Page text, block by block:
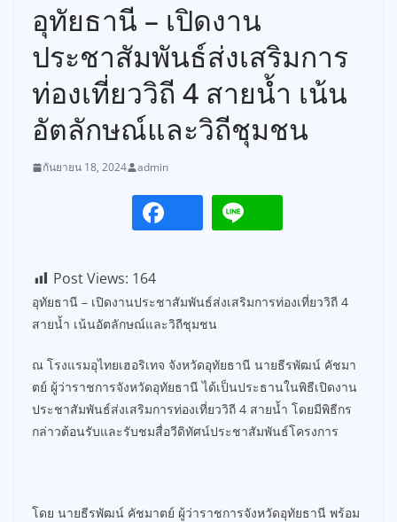
อุทัยธานี – เปิดงาน
ประชาสัมพันธ์ส่งเสริมการ
ท่องเที่ยววิถี 4 สายน้ำ เน้น
อัตลักษณ์และวิถีชุมชน
กันยายน 18, 2024 admin
Post Views: 164
อุทัยธานี – เปิดงานประชาสัมพันธ์ส่งเสริมการท่องเที่ยววิถี 4
สายน้ำ เน้นอัตลักษณ์และวิถีชุมชน
ณ โรงแรมอุไทยเฮอริเทจ จังหวัดอุทัยธานี นายธีรพัฒน์ คัชมา
ตย์ ผู้ว่าราชการจังหวัดอุทัยธานี ได้เป็นประธานในพิธีเปิดงาน
ประชาสัมพันธ์ส่งเสริมการท่องเที่ยววิถี 4 สายน้ำ โดยมีพิธีกร
กล่าวต้อนรับและรับชมสื่อวีดิทัศน์ประชาสัมพันธ์โครงการ
โดย นายธีรพัฒน์ คัชมาตย์ ผู้ว่าราชการจังหวัดอุทัยธานี พร้อม